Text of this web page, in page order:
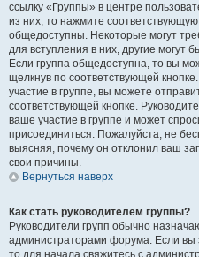
ссылку «Группы» в центре
из них, то нажмите
общедоступны. Некоторые могут
для вступления в них, другие
Если группа общедоступна, то вы
щелкнув по соответствующей
участие в группе, вы можете
соответствующей кнопке.
ваше участие в группе и может
присоединиться. Пожалуйста, не
выясняя, почему он отклонил ваш
свои причины.
Вернуться наверх
Как стать руководителем группы?
Руководители групп обычно
администраторами форума. Если вы
то для начала свяжитесь с